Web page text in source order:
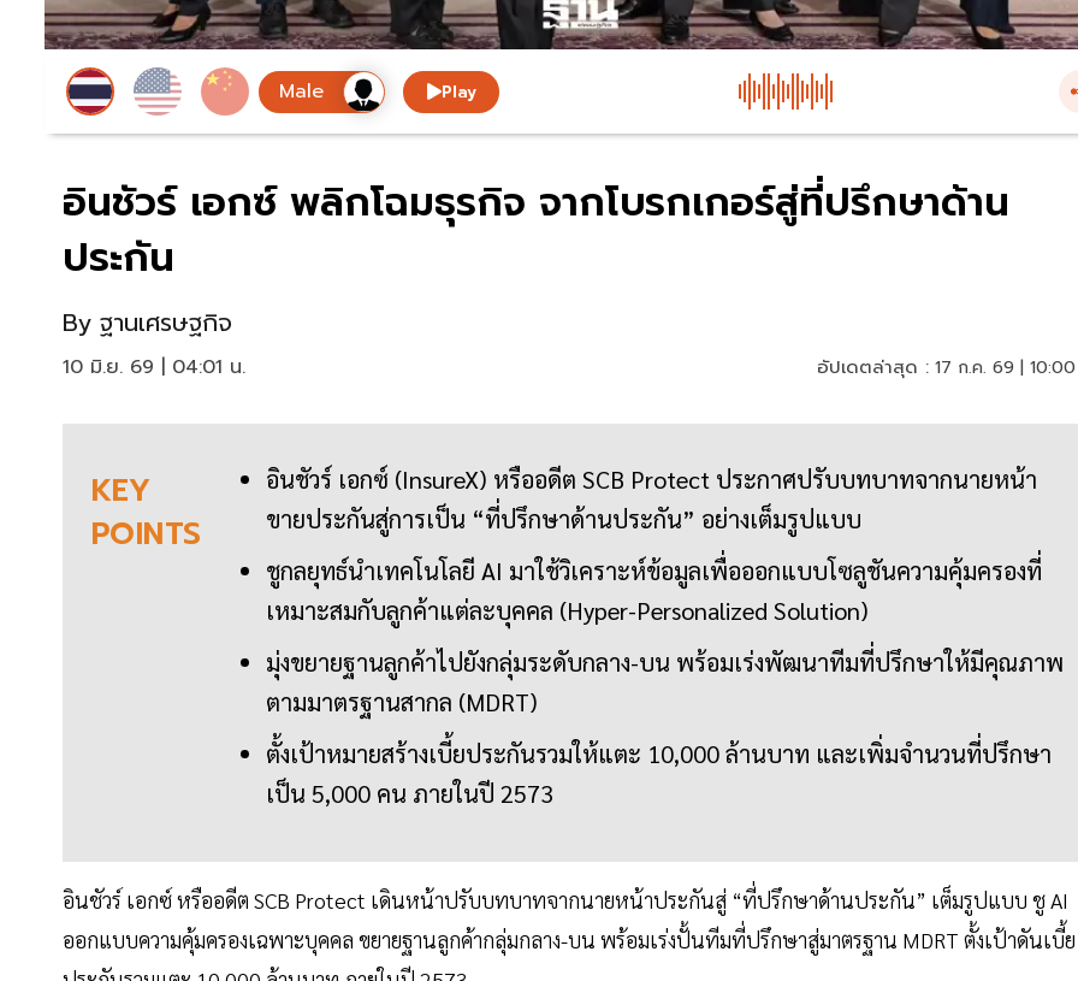
Play
อินชัวร์ เอกซ์ พลิกโฉมธุรกิจ จากโบรกเกอร์สู่ที่ปรึกษาด้าน
ประกัน
By ฐานเศรษฐกิจ
10 มิ.ย. 69 | 04:01 น. อัปเดตล่าสุด : 17 ก.ค. 69 |
KEY
POINTS
อินชัวร์ เอกซ์ (InsureX) หรืออดีต SCB Protect ประกาศปรับบทบาทจากนายหน้า
ขายประกันสู่การเป็น “ที่ปรึกษาด้านประกัน” อย่างเต็มรูปแบบ
ชูกลยุทธ์นำเทคโนโลยี AI มาใช้วิเคราะห์ข้อมูลเพื่อออกแบบโซลูชันความคุ้มครองที่
เหมาะสมกับลูกค้าแต่ละบุคคล (Hyper-Personalized Solution)
มุ่งขยายฐานลูกค้าไปยังกลุ่มระดับกลาง-บน พร้อมเร่งพัฒนาทีมที่ปรึกษาให้มีคุณภาพ
ตามมาตรฐานสากล (MDRT)
ตั้งเป้าหมายสร้างเบี้ยประกันรวมให้แตะ 10,000 ล้านบาท และเพิ่มจำนวนที่ปรึกษา
เป็น 5,000 คน ภายในปี 2573
อินชัวร์ เอกซ์ หรืออดีต SCB Protect เดินหน้าปรับบทบาทจากนายหน้าประกันสู่ “ที่ปรึกษาด้านประกัน” เต็มรูปแบบ ชู AI
ออกแบบความคุ้มครองเฉพาะบุคคล ขยายฐานลูกค้ากลุ่มกลาง-บน พร้อมเร่งปั้นทีมที่ปรึกษาสู่มาตรฐาน MDRT ตั้งเป้าดันเบี้ย